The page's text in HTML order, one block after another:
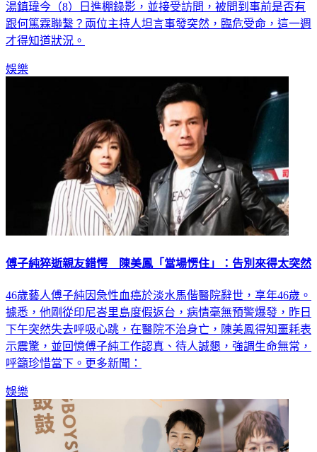
實，節目改由小賴和命理師湯鎮瑋搭檔。節目新主持人小賴和
湯鎮瑋今（8）日進棚錄影，並接受訪問，被問到事前是否有
跟何篤霖聯繫？兩位主持人坦言事發突然，臨危受命，這一週
46歲藝人傅子純因急性血癌於淡水馬偕醫院辭世，享年46歲。
據悉，他剛從印尼峇里島度假返台，病情毫無預警爆發，昨日
下午突然失去呼吸心跳，在醫院不治身亡，陳美鳳得知噩耗表
示震驚，並回憶傅子純工作認真、待人誠懇，強調生命無常，
娛樂